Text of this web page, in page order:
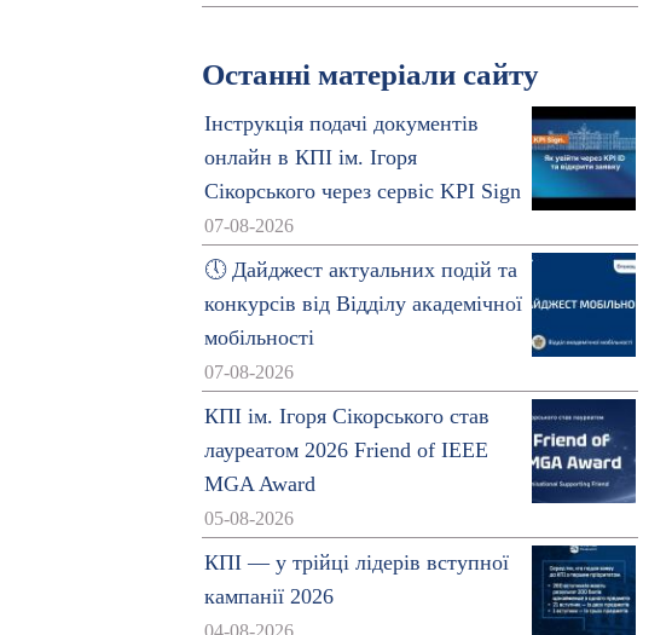
Останні матеріали сайту
Інструкція подачі документів
онлайн в КПІ ім. Ігоря
Сікорського через сервіс KPI Sign
07-08-2026
🕔 Дайджест актуальних подій та
конкурсів від Відділу академічної
мобільності
07-08-2026
КПІ ім. Ігоря Сікорського став
лауреатом 2026 Friend of IEEE
MGA Award
05-08-2026
КПІ — у трійці лідерів вступної
кампанії 2026